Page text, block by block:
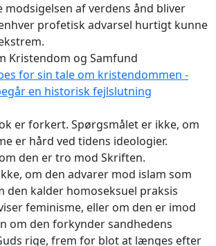
modsigelsen af verdens ånd bliver
profetisk advarsel hurtigt kunne
Kristendom og Samfund
for sin tale om kristendommen -
en historisk fejlslutning
er forkert. Spørgsmålet er ikke, om
er hård ved tidens ideologier.
den er tro mod Skriften.
om den advarer mod islam som
den kalder homoseksuel praksis
feminisme, eller om den er imod
om den forkynder sandhedens
rige, frem for blot at længes efter